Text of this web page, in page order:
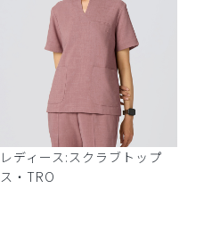
レディース:スクラブトップ
ス・TRO